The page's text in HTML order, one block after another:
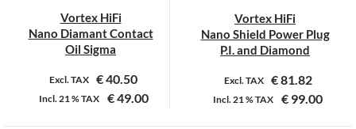
Vortex HiFi
Nano Diamant Contact
Oil Sigma
Excl. TAX €40.50
Incl.21 %TAX €49.00
Vortex HiFi
Nano Shield Power Plug
P.I. and Diamond
Excl. TAX €81.82
Incl.21 %TAX € 99.00